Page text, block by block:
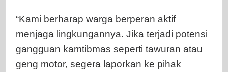
“Kami berharap warga berperan aktif
menjaga lingkungannya. Jika terjadi potensi
gangguan kamtibmas seperti tawuran atau
geng motor, segera laporkan ke pihak